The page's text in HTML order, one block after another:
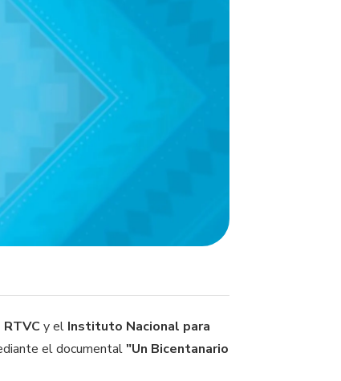
RTVC y el Instituto Nacional para
el documental"Un Bicentanario